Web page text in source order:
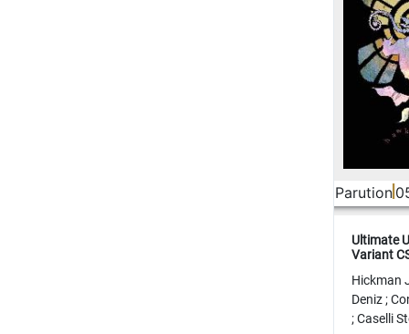
Parution
Ultimate
Variant
Hickman
Deniz;
;Caselli